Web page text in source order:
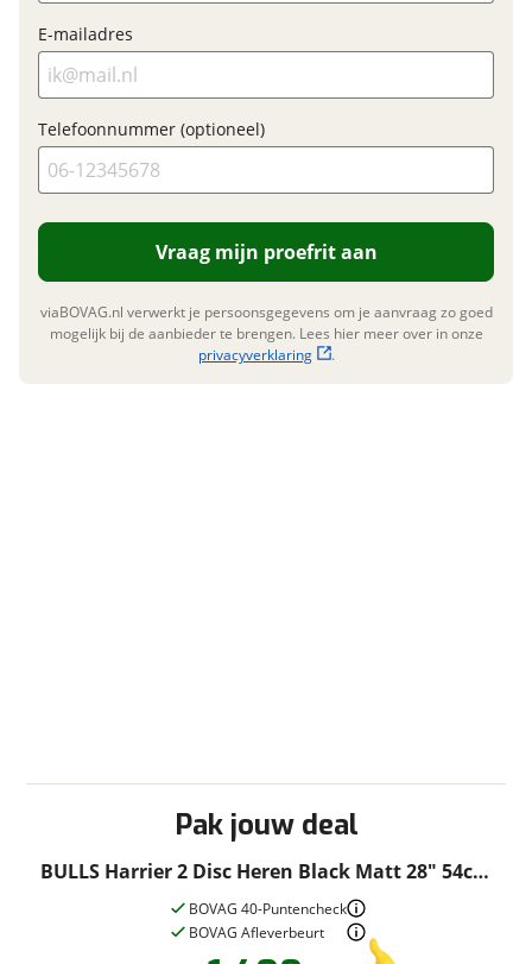
Garanties
BOVAG Garantie
Fabrieksgarantie van
Fabrieksgarantie
Pak jouw deal
BULLS Harrier 2 Disc Heren Black Matt 28" 54cm
2022
BOVAG 40-Puntencheck
BOVAG Afleverbeurt
E-mailadres
Telefoonnummer (optioneel)
Vraag mijn proefrit aan
viaBOVAG.nl verwerkt je persoonsgegevens om je aanvraag zo goed
mogelijk bij de aanbieder te brengen. Lees hier meer over in onze
privacyverklaring
.